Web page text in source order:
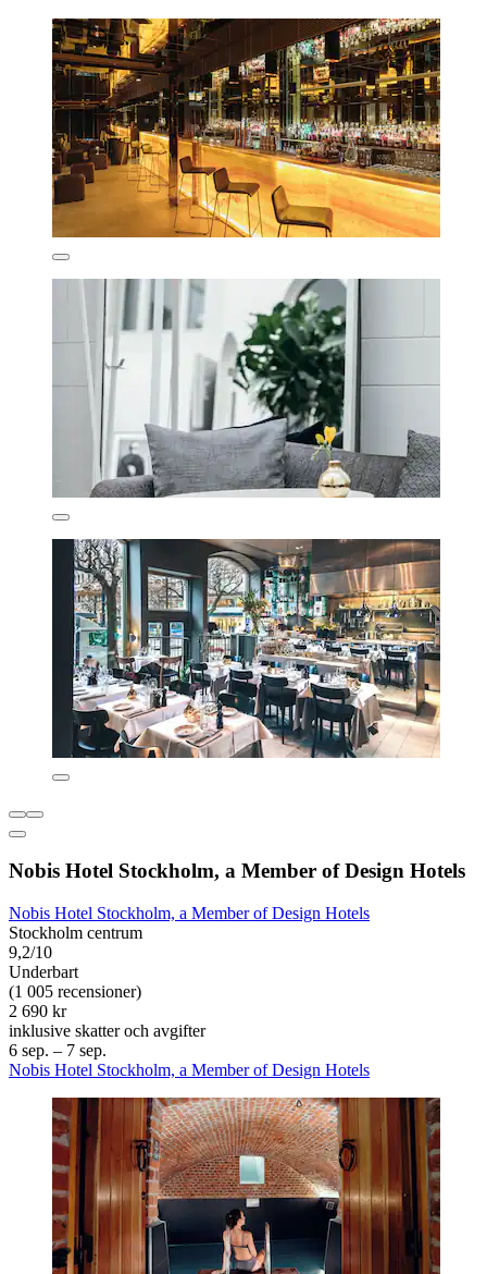
Nobis Hotel Stockholm, a Member of Design Hotels
Nobis Hotel Stockholm, a Member of Design Hotels
Stockholm centrum
9,2/10
Underbart
(1 005 recensioner)
2 690 kr
inklusive skatter och avgifter
6 sep. – 7 sep.
Nobis Hotel Stockholm, a Member of Design Hotels